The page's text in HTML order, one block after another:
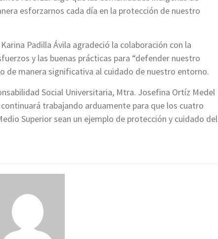
esforzarnos cada día en la protección de nuestro
Padilla Ávila agradeció la colaboración con la
y las buenas prácticas para “defender nuestro
de manera significativa al cuidado de nuestro entorno.
Social Universitaria, Mtra. Josefina Ortíz Medel
trabajando arduamente para que los cuatro
Superior sean un ejemplo de protección y cuidado del